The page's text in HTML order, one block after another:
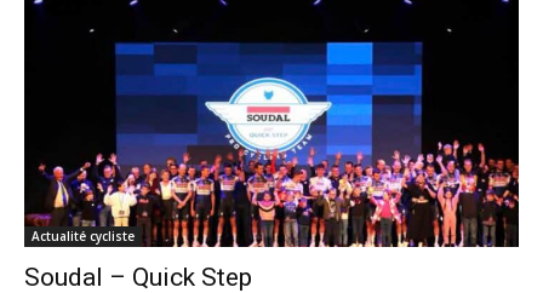
Actualité cycliste
Soudal – Quick Step